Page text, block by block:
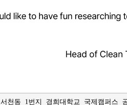
천동 1번지 경희대학교 국제캠퍼스